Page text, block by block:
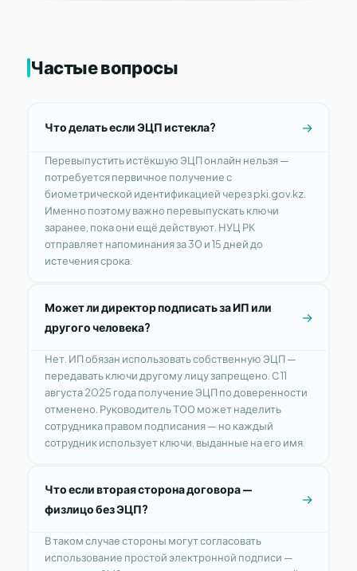
Частые вопросы
Что делать если ЭЦП истекла?
Перевыпустить истёкшую ЭЦП онлайн нельзя —
потребуется первичное получение с
биометрической идентификацией через pki.gov.kz.
Именно поэтому важно перевыпускать ключи
заранее, пока они ещё действуют. НУЦ РК
отправляет напоминания за 30 и 15 дней до
истечения срока.
Может ли директор подписать за ИП или
другого человека?
Нет. ИП обязан использовать собственную ЭЦП —
передавать ключи другому лицу запрещено. С 11
августа 2025 года получение ЭЦП по доверенности
отменено. Руководитель ТОО может наделить
сотрудника правом подписания — но каждый
сотрудник использует ключи, выданные на его имя.
Что если вторая сторона договора —
физлицо без ЭЦП?
В таком случае стороны могут согласовать
использование простой электронной подписи —